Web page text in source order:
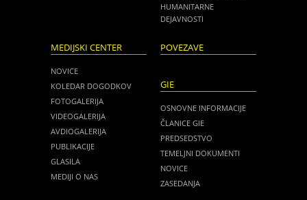
HUMANITARNE
DEJAVNOSTI
MEDIJSKI CENTER
NOVICE
KOLEDAR DOGODKOV
FOTOGALERIJA
VIDEOGALERIJA
AVDIOGALERIJA
PUBLIKACIJE
GLASILA
MEDIJI O NAS
POVEZAVE
GIE
OSNOVNE INFORMACIJE
ČLANICE GIE
PREDSEDSTVO
TEMELJNI DOKUMENTI
NOVICE
ZASEDANJA